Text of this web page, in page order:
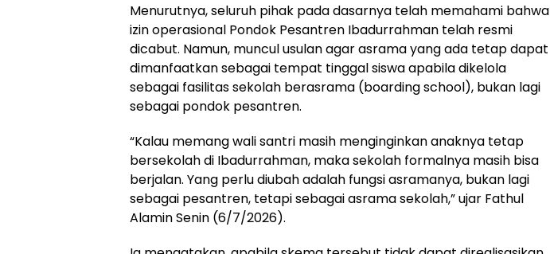
Menurutnya, seluruh pihak pada dasarnya telah memahami bahwa
izin operasional Pondok Pesantren Ibadurrahman telah resmi
dicabut. Namun, muncul usulan agar asrama yang ada tetap dapat
dimanfaatkan sebagai tempat tinggal siswa apabila dikelola
sebagai fasilitas sekolah berasrama (boarding school), bukan lagi
sebagai pondok pesantren.
“Kalau memang wali santri masih menginginkan anaknya tetap
bersekolah di Ibadurrahman, maka sekolah formalnya masih bisa
berjalan. Yang perlu diubah adalah fungsi asramanya, bukan lagi
sebagai pesantren, tetapi sebagai asrama sekolah,” ujar Fathul
Alamin Senin (6/7/2026).